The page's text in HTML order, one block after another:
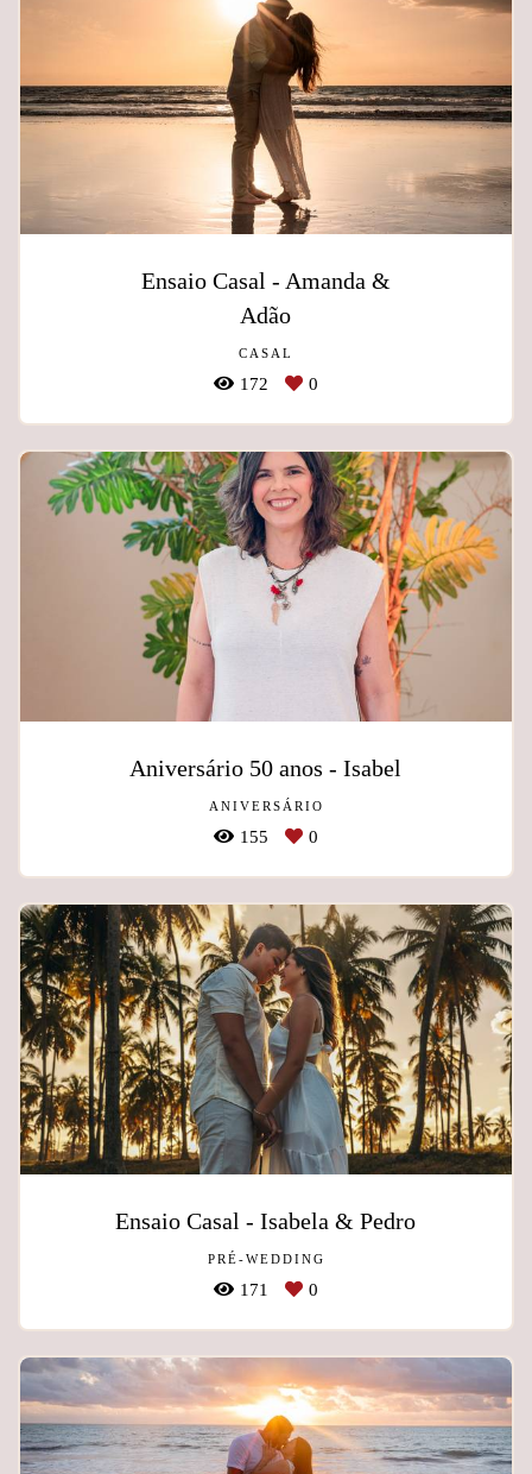
Ensaio Casal - Amanda &
Adão
CASAL
172 0
Aniversário 50 anos - Isabel
ANIVERSÁRIO
155 0
Ensaio Casal - Isabela & Pedro
PRÉ-WEDDING
171 0